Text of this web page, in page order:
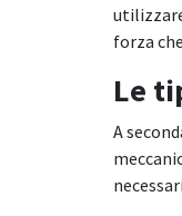
forza
Le
A